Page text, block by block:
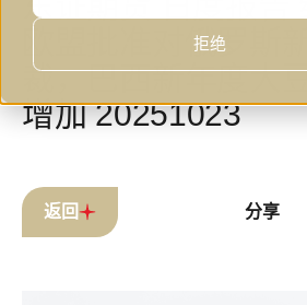
拒绝
欧盟批准对俄罗斯
裁，巴西新年度大
增加 20251023
返回 分享